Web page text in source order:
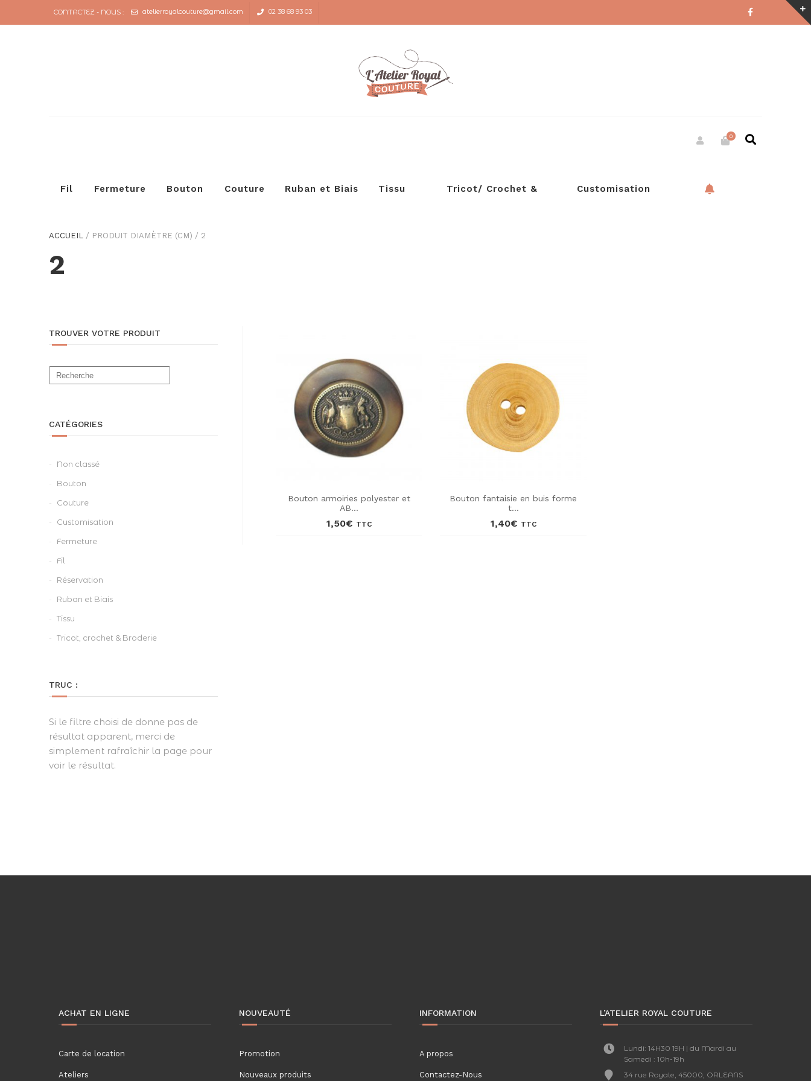
CONTACTEZ - NOUS : atelierroyalcouture@gmail.com 02 38 68 93 03
0
Fil Fermeture Bouton Couture Ruban et Biais Tissu Tricot/ Crochet & Customisation
ACCUEIL / PRODUIT DIAMÈTRE (CM) / 2
2
Bouton armoiries polyester et
AB...
1,50€ TTC
Bouton fantaisie en buis forme
t...
1,40€ TTC
TROUVER VOTRE PRODUIT
CATÉGORIES
Non classé
Bouton
Couture
Customisation
Fermeture
Fil
Réservation
Ruban et Biais
Tissu
Tricot, crochet & Broderie
TRUC :
Si le filtre choisi de donne pas de
résultat apparent, merci de
simplement rafraîchir la page pour
voir le résultat.
ACHAT EN LIGNE
Carte de location
Ateliers
NOUVEAUTÉ
Promotion
Nouveaux produits
INFORMATION
A propos
Contactez-Nous
L’ATELIER ROYAL COUTURE
Lundi: 14H30 19H | du Mardi au
Samedi : 10h-19h
34 rue Royale, 45000, ORLEANS